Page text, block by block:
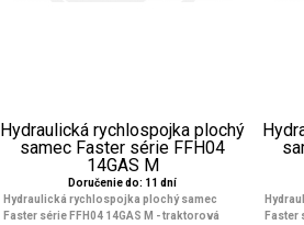
Hydraulická rychlospojka plochý
samec Faster série FFH04
14GAS M
Doručenie do: 11 dní
Hydraulická rychlospojka plochý samec
Faster série FFH04 14GAS M - traktorová
Faster